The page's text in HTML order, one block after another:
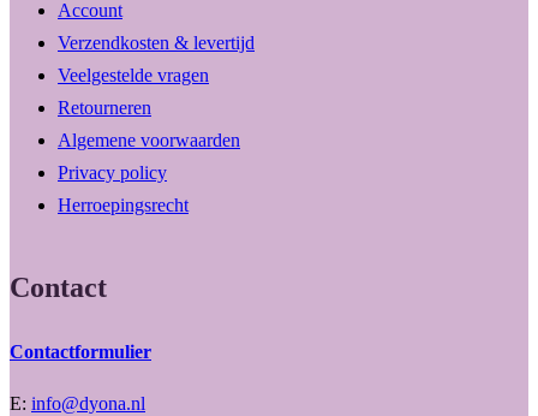
Account
Verzendkosten & levertijd
Veelgestelde vragen
Retourneren
Algemene voorwaarden
Privacy policy
Herroepingsrecht
Contact
Contactformulier
E: info@dyona.nl